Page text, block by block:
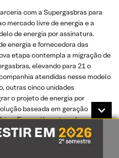
com a Supergasbras para
mercado livre de energia e a
de energia por assinatura.
energia e fornecedora das
etapa contempla a migração de
elevando para 21 o
atendidas nesse modelo
outras cinco unidades
o projeto de energia por
baseada em geração
Energy já contempla a gestão
da companhia no mercado livre
na transição do mercado
do consumo por meio de